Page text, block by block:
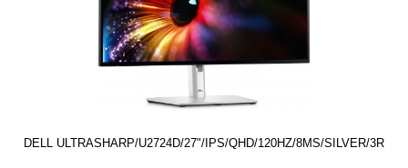
DELL ULTRASHARP/U2724D/27"/IPS/QHD/120HZ/8MS/SILVER/3R